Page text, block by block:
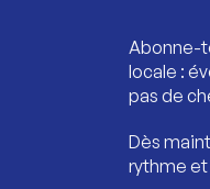
Abonne-
locale :
pas de
Dès
rythme et